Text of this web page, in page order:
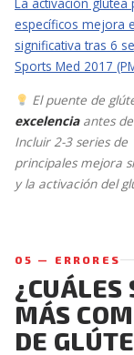
específicos mejora
significativa tras 6
Sports Med 2017
El puente de
excelenciaantes
Incluir 2-3 series de
principales mejora
y la activación del
05 — ERRORES
¿CUÁLES
MÁS
DE